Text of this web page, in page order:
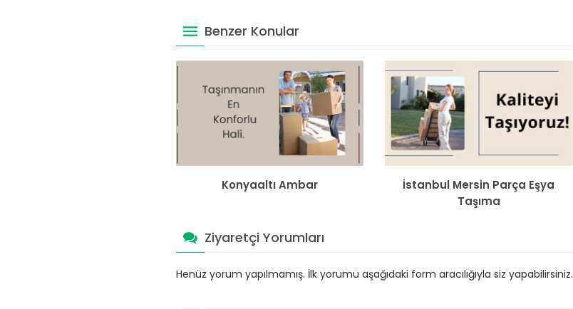
Benzer Konular
Konyaaltı Ambar
İstanbul Mersin Parça Eşya
Taşıma
Ziyaretçi Yorumları
Henüz yorum yapılmamış. İlk yorumu aşağıdaki form aracılığıyla siz yapabilirsiniz.